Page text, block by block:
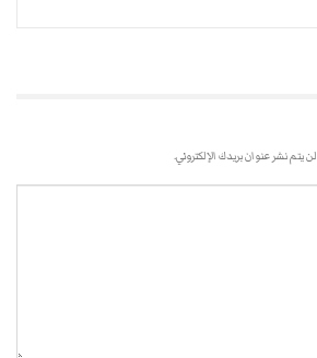
لن يتم نشر عنوان بريدك الإلكتروني.